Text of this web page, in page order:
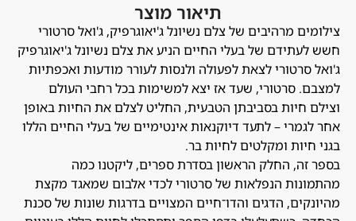
תיאור מוצר
צילומים מרהיבים של צלם נשיונל ג'יאוגרפיק, ג'ואל סרטורי
חשש לעתידם של בעלי החיים הניע את צלם נשיונל ג'יאוגרפיק
ג'ואל סרטורי לצאת לפעולה ולנסות לעורר מודעות ואכפתיות
למצבם. סרטורי, שעד אז יצא למשימות בכל רחבי העולם
וצילם חיות בסביבתן הטבעית, החליט לצלם את החיות באופן
אחר לגמרי – לתעד דיוקנאות אינטימיים של בעלי החיים הללו
בגני חיות ומקלטים לחיות בר.
בספר זה, החלק הראשון בסדרת ספרים, ליקטנו כמה
מהתמונות הנפלאות של סרטורי לכדי אלבום שמאגד מקצת
מהיונקים, הדגים והדו־חיים המצויים בדרגות שונות של סכנת